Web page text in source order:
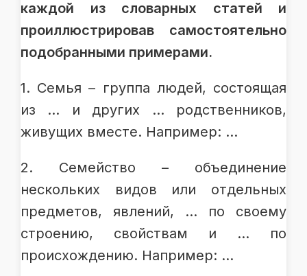
каждой из словарных статей и
проиллюстрировав самостоятельно
подобранными примерами.
1. Семья – группа людей, состоящая
из … и других … родственников,
живущих вместе. Например: …
2. Семейство – объединение
нескольких видов или отдельных
предметов, явлений, … по своему
строению, свойствам и … по
происхождению. Например: …